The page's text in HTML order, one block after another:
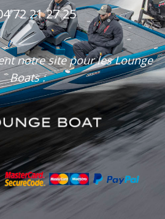
72 21 27 25
notre site pour les Lounge
Boats :